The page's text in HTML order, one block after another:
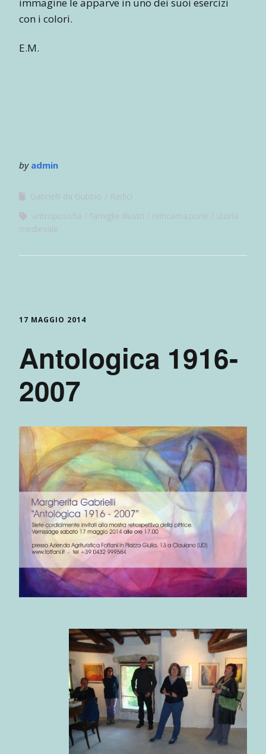
con i colori.
E.M.
by admin
Gabrielli da Gubbio
Radici
antroposofia
famiglie illustri reincarnazione
storia
medievale
17 MAGGIO 2014
Antologica 1916-
2007